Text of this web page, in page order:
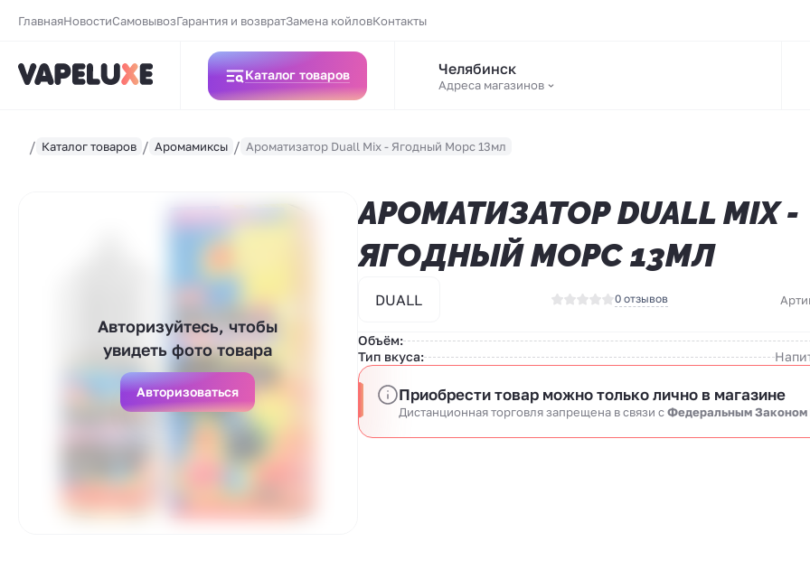
ГлавнаяНовостиСамовывозГарантия и возвратЗамена койловКонтакты
Каталог товаров Челябинск
Адреса магазинов
Каталог товаров Аромамиксы Ароматизатор Duall Mix - Ягодный Морс 13мл
Авторизуйтесь, чтобы
увидеть фото товара
Авторизоваться
АРОМАТИЗАТОР DUALL MIX -
ЯГОДНЫЙ МОРС 13МЛ
DUALL 0 отзывов
Объём:
Тип вкуса:
Приобрести товар можно только лично в магазине
Дистанционная торговля запрещена в связи cФедеральным